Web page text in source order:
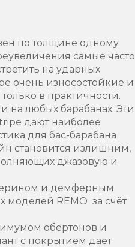
по толщине одному
самые часто
на ударных
очень износостойкие и
в практичности.
на любых барабанах. Эти
дают наиболее
для бас-барабана
становится излишним,
джазовую и
и демферным
моделей REMO за счёт
обертонов и
с покрытием дает